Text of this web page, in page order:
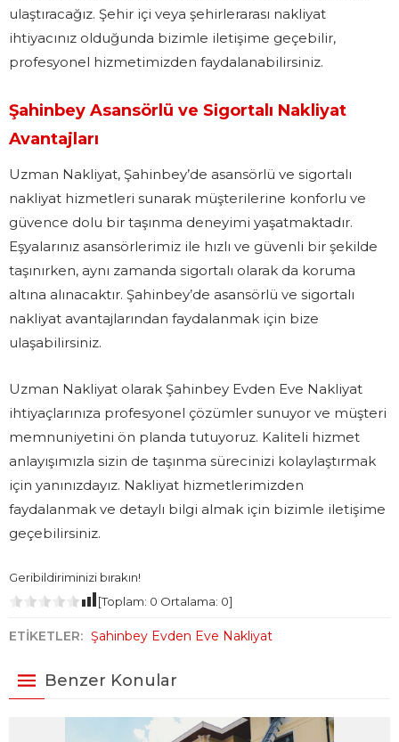
ulaştıracağız. Şehir içi veya şehirlerarası nakliyat
ihtiyacınız olduğunda bizimle iletişime geçebilir,
profesyonel hizmetimizden faydalanabilirsiniz.
Şahinbey Asansörlü ve Sigortalı Nakliyat
Avantajları
Uzman Nakliyat, Şahinbey’de asansörlü ve sigortalı
nakliyat hizmetleri sunarak müşterilerine konforlu ve
güvence dolu bir taşınma deneyimi yaşatmaktadır.
Eşyalarınız asansörlerimiz ile hızlı ve güvenli bir şekilde
taşınırken, aynı zamanda sigortalı olarak da koruma
altına alınacaktır. Şahinbey’de asansörlü ve sigortalı
nakliyat avantajlarından faydalanmak için bize
ulaşabilirsiniz.
Uzman Nakliyat olarak Şahinbey Evden Eve Nakliyat
ihtiyaçlarınıza profesyonel çözümler sunuyor ve müşteri
memnuniyetini ön planda tutuyoruz. Kaliteli hizmet
anlayışımızla sizin de taşınma sürecinizi kolaylaştırmak
için yanınızdayız. Nakliyat hizmetlerimizden
faydalanmak ve detaylı bilgi almak için bizimle iletişime
geçebilirsiniz.
Geribildiriminizi bırakın!
[Toplam: 0 Ortalama: 0]
ETİKETLER: Şahinbey Evden Eve Nakliyat
Benzer Konular